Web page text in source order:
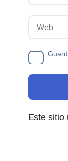
Este sitio